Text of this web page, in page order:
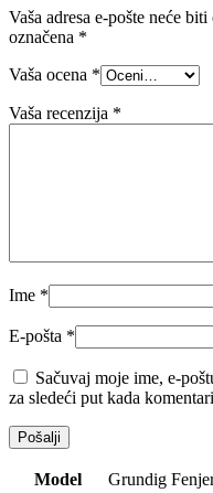
Vaša adresa e-pošte neće
označena *
Vaša ocena *
Vaša recenzija *
Ime *
E-pošta *
Sačuvaj moje ime, e-
za sledeći put kada
Model
Grundig